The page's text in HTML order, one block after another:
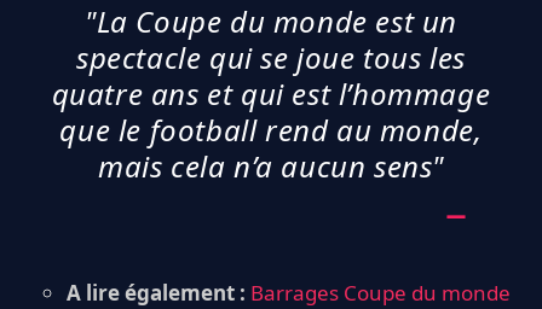
"La Coupe du monde est un
spectacle qui se joue tous les
quatre ans et qui est l’hommage
que le football rend au monde,
mais cela n’a aucun sens"
A lire également : Barrages Coupe du monde